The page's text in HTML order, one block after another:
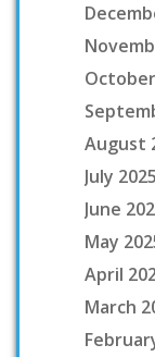
August
July 2025
June
May
April
March